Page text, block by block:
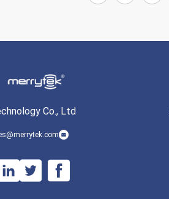
Co., Ltd.